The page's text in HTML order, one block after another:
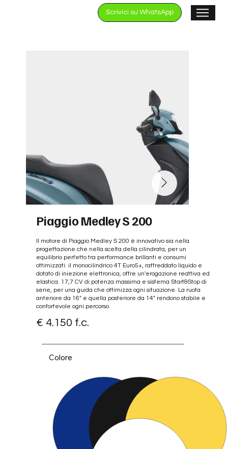
Scrivici su WhatsApp
Piaggio Medley S 200
Il motore di Piaggio Medley S 200 è innovativo sia nella
progettazione che nella scelta della cilindrata, per un
equilibrio perfetto tra performance brillanti e consumi
ottimizzati: il monocilindrico 4T Euro5+, raffreddato liquido e
dotato di iniezione elettronica, offre un'erogazione reattiva ed
elastica. 17,7 CV di potenza massima e sistema Start&Stop di
serie, per una guida che ottimizza ogni situazione. La ruota
anteriore da 16" e quella posteriore da 14" rendono stabile e
confortevole ogni percorso.
€ 4.150 f.c.
Colore